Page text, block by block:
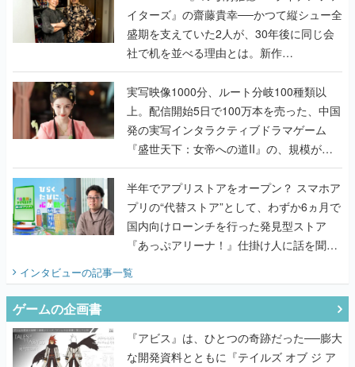
イターズ』の齋藤貴幸──かつて縦シュー全
盛期を支えていた2人が、30年後に同じ会
社で机を並べる理由とは。新作
『TATSUJIN EXTREME』で初タッグを組
んだレジェンド2人に訊く開発秘話
実写映像1000分、ルート分岐100種類以
上。配信開始5日で100万本を売った、中国
発の実写インタラクティブドラマゲーム
『盛世天下：女帝への道II』の、規模が違
うこだわりをプロデューサーに聞いた
半年でアプリストアをオープン？ スマホア
プリの“代替ストア”として、わずか6ヵ月で
国内向けローンチを行った発見型ストア
『あっぷアリーナ！』仕掛け人に話を聞い
てみた
インタビューの記事一覧
ゲームの企画書
『アビス』は、ひとつの奇跡だった──膨大
な開発資料とともに『テイルズ オブ ジ ア